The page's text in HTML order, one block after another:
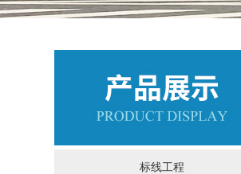
标线工程